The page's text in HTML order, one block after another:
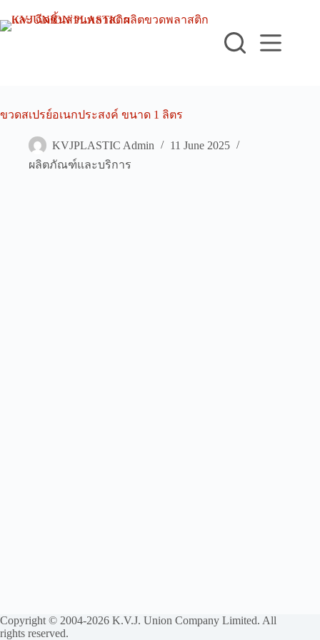
to
content
ขวดสเปรย์อเนกประสงค์ ขนาด 1 ลิตร
KVJPLASTIC Admin
11 June 2025
ผลิตภัณฑ์และบริการ
Copyright © 2004-2026 K.V.J. Union Company Limited. All
rights reserved.